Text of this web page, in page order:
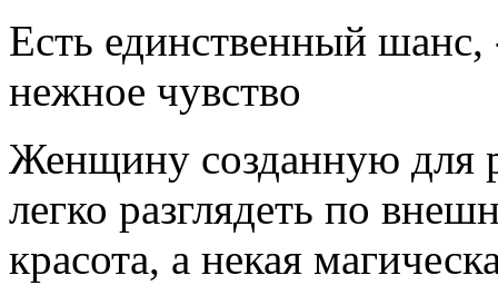
Есть единственный шанс,
нежное чувство
Женщину созданную для
легко разглядеть по
красота, а некая